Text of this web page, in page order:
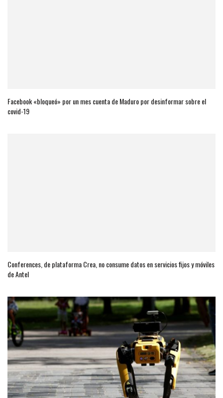
Facebook «bloqueó» por un mes cuenta de Maduro por desinformar sobre el
covid-19
Conferences, de plataforma Crea, no consume datos en servicios fijos y móviles
de Antel